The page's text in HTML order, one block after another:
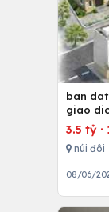
ban
giao
3.5 tỷ ·
núi đôi
08/06/